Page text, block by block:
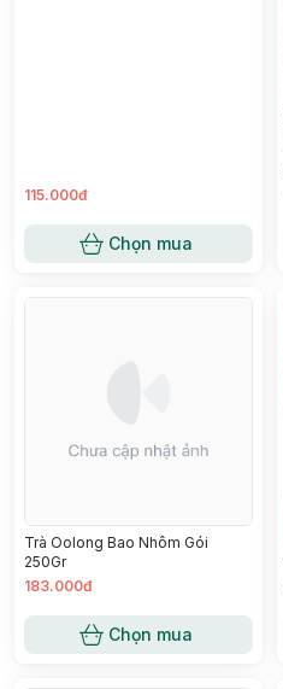
115.000đ
Chọn mua
Trà Oolong Bao Nhôm Gói
250Gr
183.000đ
Chọn mua